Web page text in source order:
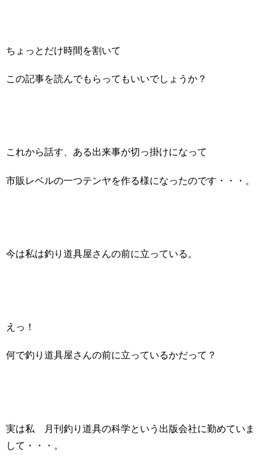
ちょっとだけ時間を割いて
この記事を読んでもらってもいいでしょうか？
これから話す、ある出来事が切っ掛けになって
市販レベルの一つテンヤを作る様になったのです・・・。
今は私は釣り道具屋さんの前に立っている。
えっ！
何で釣り道具屋さんの前に立っているかだって？
実は私 月刊釣り道具の科学という出版会社に勤めていま
して・・・。